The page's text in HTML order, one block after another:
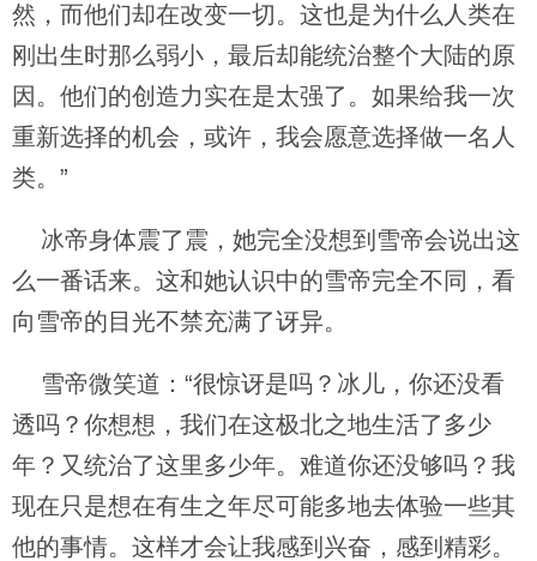
然，而他们却在改变一切。这也是为什么人类在
刚出生时那么弱小，最后却能统治整个大陆的原
因。他们的创造力实在是太强了。如果给我一次
重新选择的机会，或许，我会愿意选择做一名人
类。”
冰帝身体震了震，她完全没想到雪帝会说出这
么一番话来。这和她认识中的雪帝完全不同，看
向雪帝的目光不禁充满了讶异。
雪帝微笑道：“很惊讶是吗？冰儿，你还没看
透吗？你想想，我们在这极北之地生活了多少
年？又统治了这里多少年。难道你还没够吗？我
现在只是想在有生之年尽可能多地去体验一些其
他的事情。这样才会让我感到兴奋，感到精彩。